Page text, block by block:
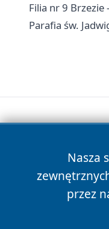
Filia nr 9 Brzezie
Parafia św.
Nasza
przez